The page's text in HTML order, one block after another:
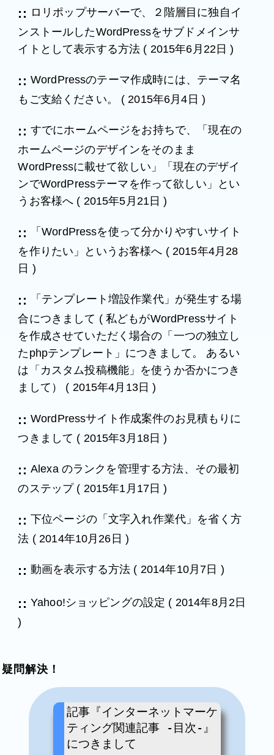
ロリポップサーバーで、２階層目に独自イ
ンストールしたWordPressをサブドメインサ
イトとして表示する方法 ( 2015年6月22日 )
WordPressのテーマ作成時には、テーマ名
もご支給ください。
(2015年6月4日 )
すでにホームページをお持ちで、「現在の
ホームページのデザインをそのまま
WordPressに載せて欲しい」「現在のデザイ
ンでWordPressテーマを作って欲しい」とい
うお客様へ ( 2015年5月21日 )
「WordPressを使って分かりやすいサイト
を作りたい」というお客様へ ( 2015年4月28
日 )
「テンプレート増設作業代」が発生する場
合につきまして ( 私どもがWordPressサイト
を作成させていただく場合の「一つの独立し
たphpテンプレート」につきまして。 あるい
は「カスタム投稿機能」を使うか否かにつき
まして）
( 2015年4月13日 )
WordPressサイト作成案件のお見積もりに
つきまして ( 2015年3月18日 )
Alexa のランクを管理する方法、その最初
のステップ( 2015年1月17日 )
下位ページの「文字入れ作業代」を省く方
法 ( 2014年10月26日 )
動画を表示する方法 ( 2014年10月7日 )
Yahoo!ショッピングの設定 ( 2014年8月2日
)
疑問解決！